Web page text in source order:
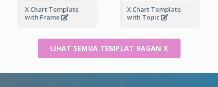
X Chart Template
with Frame
X Chart Template
with Topic
LIHAT SEMUA TEMPLAT BAGAN X